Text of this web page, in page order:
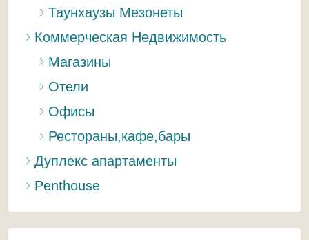
Таунхаузы Мезонеты
Коммерческая Недвижимость
Магазины
Отели
Офисы
Рестораны,кафе,бары
Дуплекс апартаменты
Penthouse